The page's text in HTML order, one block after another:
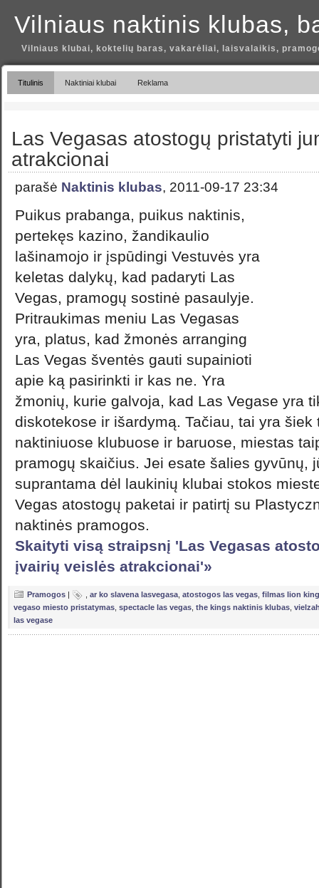
Vilniaus naktinis klubas,
Vilniaus klubai, koktelių baras, vakarėliai, laisvalaikis,
Titulinis Naktiniai klubai Reklama
Las Vegasas atostogų pristatyti
atrakcionai
parašė Naktinis klubas, 2011-09-17 23:34
Puikus prabanga, puikus naktinis,
pertekęs kazino, žandikaulio
lašinamojo ir įspūdingi Vestuvės yra
keletas dalykų, kad padaryti Las
Vegas, pramogų sostinė pasaulyje.
Pritraukimas meniu Las Vegasas
yra, platus, kad žmonės arranging
Las Vegas šventės gauti supainioti
apie ką pasirinkti ir kas ne. Yra
žmonių, kurie galvoja, kad Las Vegase yra
diskotekose ir išardymą. Tačiau, tai yra
naktiniuose klubuose ir baruose, miestas
pramogų skaičius. Jei esate šalies gyvūnų,
suprantama dėl laukinių klubai stokos
Vegas atostogų paketai ir patirtį su
naktinės pramogos.
Skaityti visą straipsnį 'Las Vegasas
įvairių veislės atrakcionai'»
Pramogos | ar ko slavena lasvegasa atostogos las vegas filmas lion
vegaso miesto pristatymas spectacle las vegas the kings naktinis klubas
las vegase